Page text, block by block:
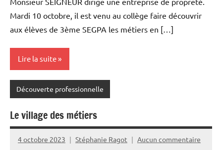
Mardi 10 octobre, il est venu au collège faire découvrir
aux élèves de 3ème SEGPA les métiers en […]
Lire la suite
Découverte professionnelle
Le village des métiers
4 octobre 2023 Stéphanie Ragot Aucun commentaire